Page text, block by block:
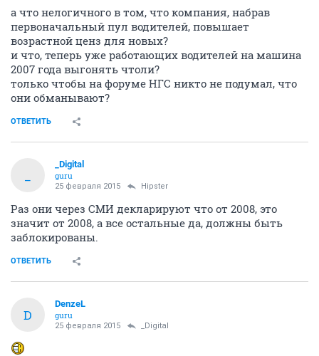
а что нелогичного в том, что компания, набрав
первоначальный пул водителей, повышает
возрастной ценз для новых?
и что, теперь уже работающих водителей на машина
2007 года выгонять чтоли?
только чтобы на форуме НГС никто не подумал, что
они обманывают?
ОТВЕТИТЬ
_Digital
guru
25 февраля 2015 Hipster
Раз они через СМИ декларируют что от 2008, это
значит от 2008, а все остальные да, должны быть
заблокированы.
ОТВЕТИТЬ
D
DenzeL
guru
25 февраля 2015 _Digital